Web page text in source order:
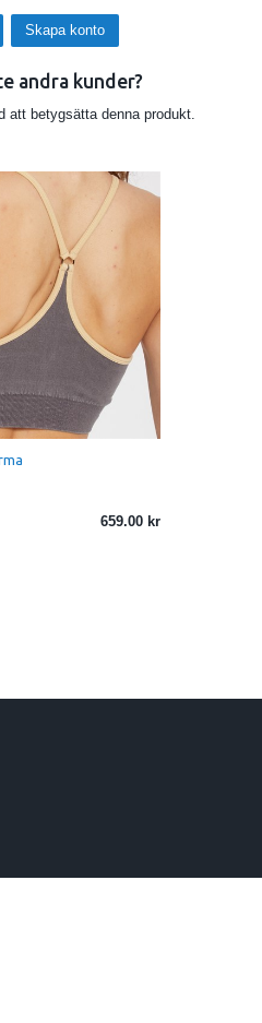
Skapa konto
andra kunder?
att betygsätta denna produkt.
659.00